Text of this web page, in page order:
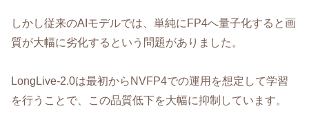
しかし従来のAIモデルでは、単純にFP4へ量子化すると画
質が大幅に劣化するという問題がありました。
LongLive-2.0は最初からNVFP4での運用を想定して学習
を行うことで、この品質低下を大幅に抑制しています。